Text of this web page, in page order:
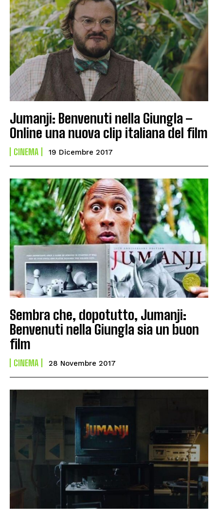
Jumanji: Benvenuti nella Giungla –
Online una nuova clip italiana del film
CINEMA 19 Dicembre 2017
Sembra che, dopotutto, Jumanji:
Benvenuti nella Giungla sia un buon
film
CINEMA 28 Novembre 2017